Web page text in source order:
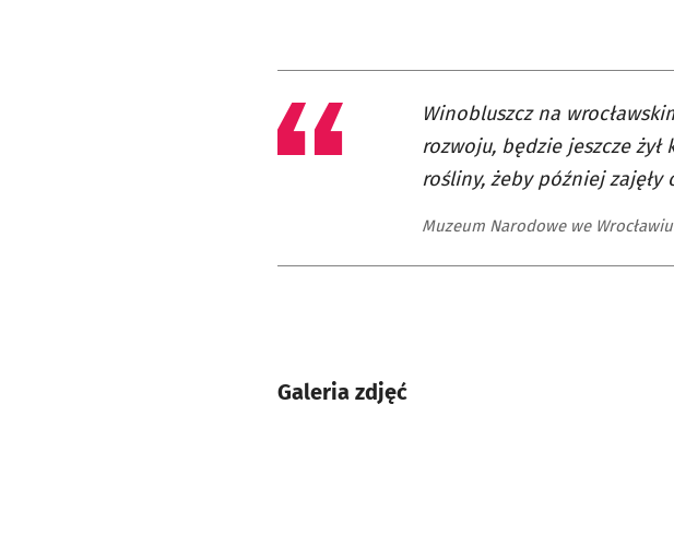
Winobluszcz na
rozwoju, będzie jeszcze
rośliny, żeby później
Muzeum Narodowe we Wrocławiu
Galeria zdjęć